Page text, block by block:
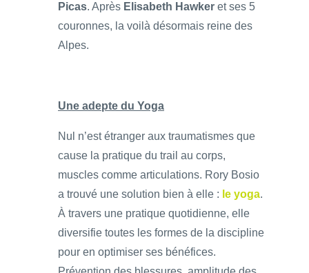
Picas. Après Elisabeth Hawker et ses 5
couronnes, la voilà désormais reine des
Alpes.
Une adepte du Yoga
Nul n’est étranger aux traumatismes que
cause la pratique du trail au corps,
muscles comme articulations. Rory Bosio
a trouvé une solution bien à elle : le yoga.
À travers une pratique quotidienne, elle
diversifie toutes les formes de la discipline
pour en optimiser ses bénéfices.